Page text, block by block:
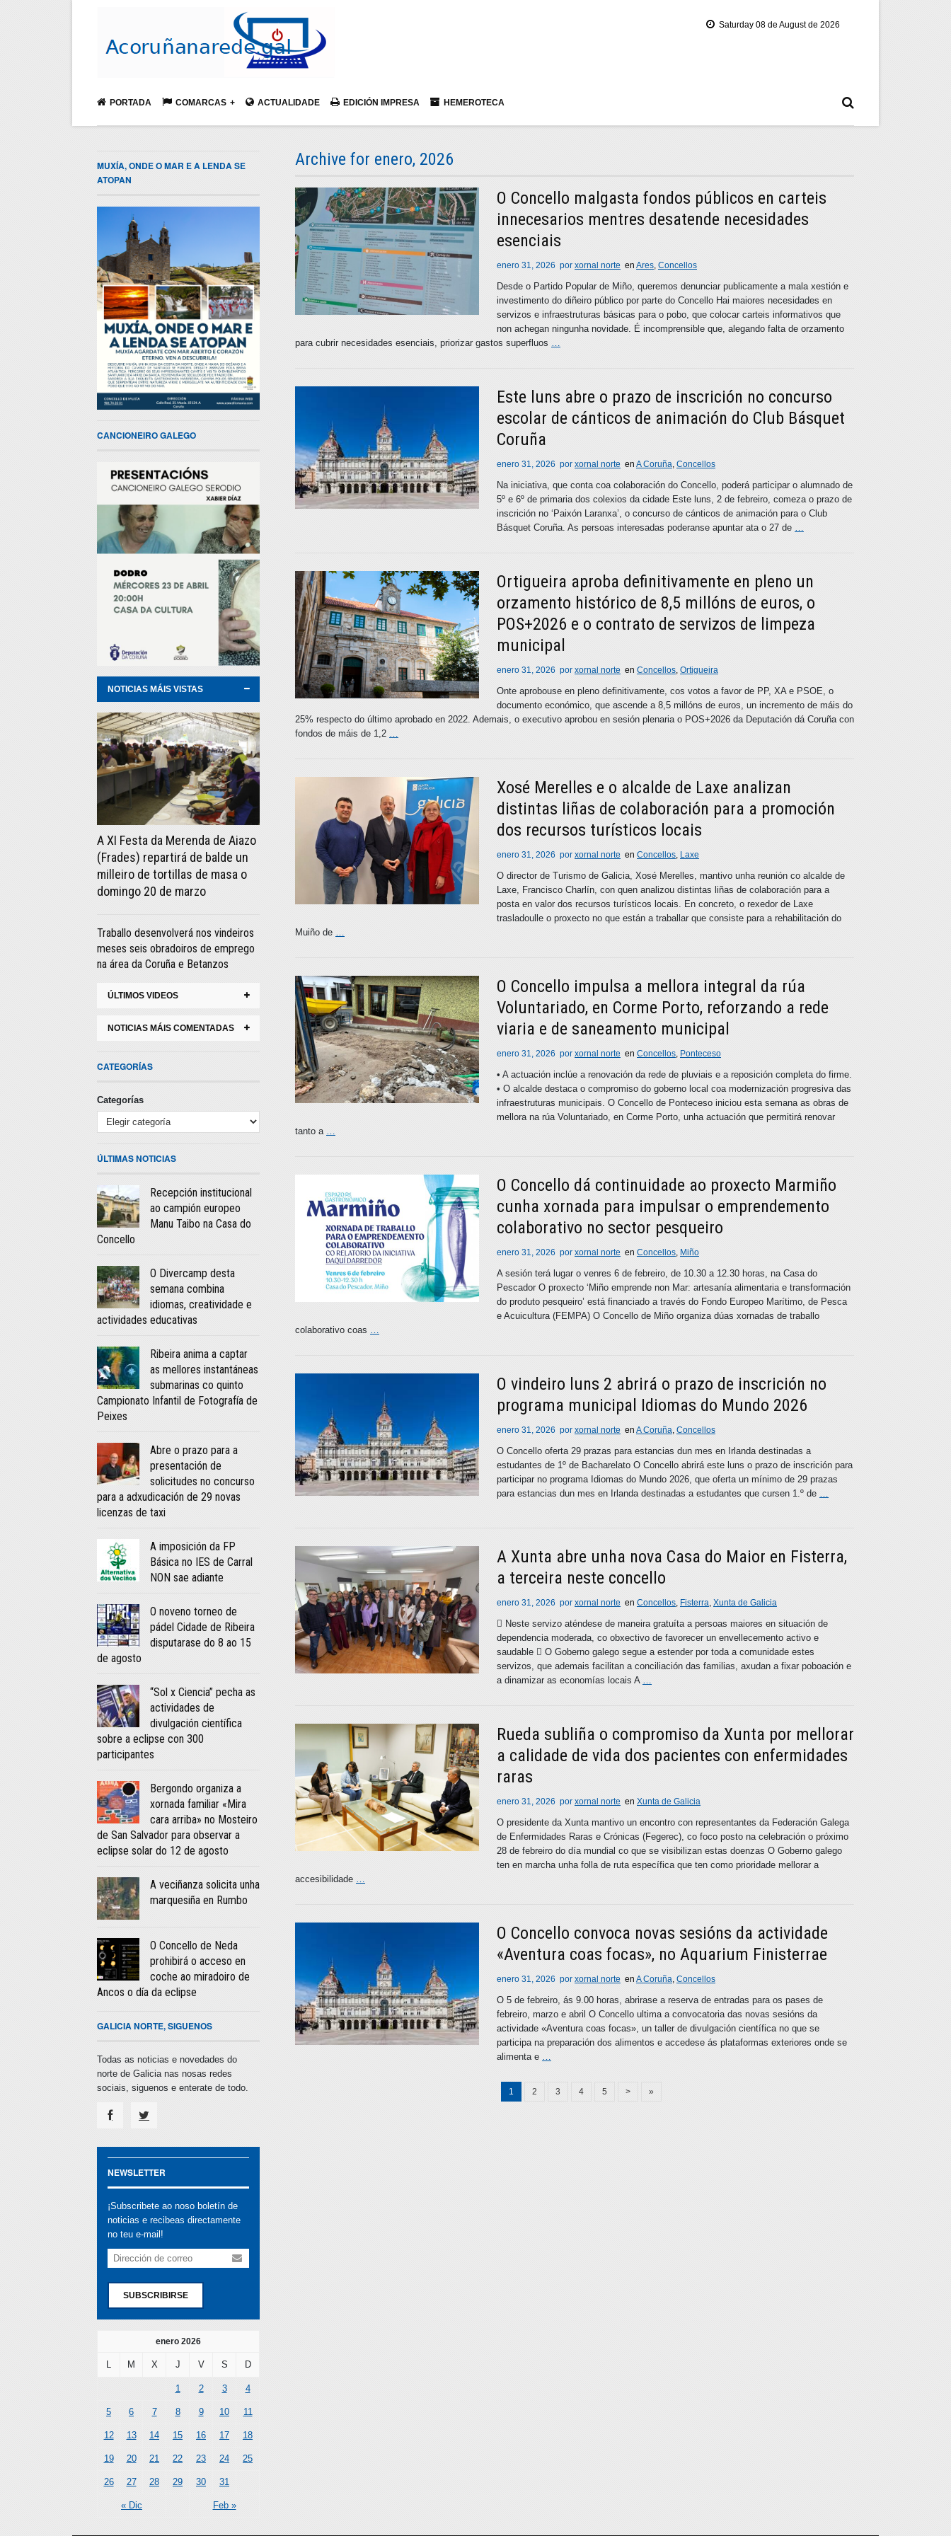
Saturday 08 de August de 2026
PORTADA COMARCAS ACTUALIDADE EDICIÓN IMPRESA HEMEROTECA
Archive for enero, 2026
O Concello malgasta fondos públicos en carteis
innecesarios mentres desatende necesidades
esenciais
enero 31, 2026 por xornal norte en Ares, Concellos
Desde o Partido Popular de Miño, queremos denunciar publicamente a mala xestión e
investimento do diñeiro público por parte do Concello Hai maiores necesidades en
servizos e infraestruturas básicas para o pobo, que colocar carteis informativos que
non achegan ningunha novidade. É incomprensible que, alegando falta de orzamento
para cubrir necesidades esenciais, priorizar gastos superfluos …
Este luns abre o prazo de inscrición no concurso
escolar de cánticos de animación do Club Básquet
Coruña
enero 31, 2026 por xornal norte en A Coruña, Concellos
Na iniciativa, que conta coa colaboración do Concello, poderá participar o alumnado de
5º e 6º de primaria dos colexios da cidade Este luns, 2 de febreiro, comeza o prazo de
inscrición no ‘Paixón Laranxa’, o concurso de cánticos de animación para o Club
Básquet Coruña. As persoas interesadas poderanse apuntar ata o 27 de …
Ortigueira aproba definitivamente en pleno un
orzamento histórico de 8,5 millóns de euros, o
POS+2026 e o contrato de servizos de limpeza
municipal
enero 31, 2026 por xornal norte en Concellos, Ortigueira
Onte aprobouse en pleno definitivamente, cos votos a favor de PP, XA e PSOE, o
documento económico, que ascende a 8,5 millóns de euros, un incremento de máis do
25% respecto do último aprobado en 2022. Ademais, o executivo aprobou en sesión plenaria o POS+2026 da Deputación dá Coruña con
fondos de máis de 1,2 …
Xosé Merelles e o alcalde de Laxe analizan
distintas liñas de colaboración para a promoción
dos recursos turísticos locais
enero 31, 2026 por xornal norte en Concellos, Laxe
O director de Turismo de Galicia, Xosé Merelles, mantivo unha reunión co alcalde de
Laxe, Francisco Charlín, con quen analizou distintas liñas de colaboración para a
posta en valor dos recursos turísticos locais. En concreto, o rexedor de Laxe
trasladoulle o proxecto no que están a traballar que consiste para a rehabilitación do
Muiño de …
O Concello impulsa a mellora integral da rúa
Voluntariado, en Corme Porto, reforzando a rede
viaria e de saneamento municipal
enero 31, 2026 por xornal norte en Concellos, Ponteceso
• A actuación inclúe a renovación da rede de pluviais e a reposición completa do firme.
• O alcalde destaca o compromiso do goberno local coa modernización progresiva das
infraestruturas municipais. O Concello de Ponteceso iniciou esta semana as obras de
mellora na rúa Voluntariado, en Corme Porto, unha actuación que permitirá renovar
tanto a …
O Concello dá continuidade ao proxecto Marmiño
cunha xornada para impulsar o emprendemento
colaborativo no sector pesqueiro
enero 31, 2026 por xornal norte en Concellos, Miño
A sesión terá lugar o venres 6 de febreiro, de 10.30 a 12.30 horas, na Casa do
Pescador O proxecto ‘Miño emprende non Mar: artesanía alimentaria e transformación
do produto pesqueiro’ está financiado a través do Fondo Europeo Marítimo, de Pesca
e Acuicultura (FEMPA) O Concello de Miño organiza dúas xornadas de traballo
colaborativo coas …
O vindeiro luns 2 abrirá o prazo de inscrición no
programa municipal Idiomas do Mundo 2026
enero 31, 2026 por xornal norte en A Coruña, Concellos
O Concello oferta 29 prazas para estancias dun mes en Irlanda destinadas a
estudantes de 1º de Bacharelato O Concello abrirá este luns o prazo de inscrición para
participar no programa Idiomas do Mundo 2026, que oferta un mínimo de 29 prazas
para estancias dun mes en Irlanda destinadas a estudantes que cursen 1.º de …
A Xunta abre unha nova Casa do Maior en Fisterra,
a terceira neste concello
enero 31, 2026 por xornal norte en Concellos, Fisterra, Xunta de Galicia
 Neste servizo aténdese de maneira gratuíta a persoas maiores en situación de
dependencia moderada, co obxectivo de favorecer un envellecemento activo e
saudable  O Goberno galego segue a estender por toda a comunidade estes
servizos, que ademais facilitan a conciliación das familias, axudan a fixar poboación e
a dinamizar as economías locais A …
Rueda subliña o compromiso da Xunta por mellorar
a calidade de vida dos pacientes con enfermidades
raras
enero 31, 2026 por xornal norte en Xunta de Galicia
O presidente da Xunta mantivo un encontro con representantes da Federación Galega
de Enfermidades Raras e Crónicas (Fegerec), co foco posto na celebración o próximo
28 de febreiro do día mundial co que se visibilizan estas doenzas O Goberno galego
ten en marcha unha folla de ruta específica que ten como prioridade mellorar a
accesibilidade …
O Concello convoca novas sesións da actividade
«Aventura coas focas», no Aquarium Finisterrae
enero 31, 2026 por xornal norte en A Coruña, Concellos
O 5 de febreiro, ás 9.00 horas, abrirase a reserva de entradas para os pases de
febreiro, marzo e abril O Concello ultima a convocatoria das novas sesións da
actividade «Aventura coas focas», un taller de divulgación científica no que se
participa na preparación dos alimentos e accedese ás plataformas exteriores onde se
alimenta e …
1 2 3 4 5 > »
MUXÍA, ONDE O MAR E A LENDA SE
ATOPAN
CANCIONEIRO GALEGO
NOTICIAS MÁIS VISTAS
A XI Festa da Merenda de Aiazo
(Frades) repartirá de balde un
milleiro de tortillas de masa o
domingo 20 de marzo
Traballo desenvolverá nos vindeiros
meses seis obradoiros de emprego
na área da Coruña e Betanzos
ÚLTIMOS VIDEOS
NOTICIAS MÁIS COMENTADAS
CATEGORÍAS
Categorías
ÚLTIMAS NOTICIAS
Recepción institucional
ao campión europeo
Manu Taibo na Casa do
Concello
O Divercamp desta
semana combina
idiomas, creatividade e
actividades educativas
Ribeira anima a captar
as mellores instantáneas
submarinas co quinto
Campionato Infantil de Fotografía de
Peixes
Abre o prazo para a
presentación de
solicitudes no concurso
para a adxudicación de 29 novas
licenzas de taxi
A imposición da FP
Básica no IES de Carral
NON sae adiante
O noveno torneo de
pádel Cidade de Ribeira
disputarase do 8 ao 15
de agosto
“Sol x Ciencia” pecha as
actividades de
divulgación científica
sobre a eclipse con 300
participantes
Bergondo organiza a
xornada familiar «Mira
cara arriba» no Mosteiro
de San Salvador para observar a
eclipse solar do 12 de agosto
A veciñanza solicita unha
marquesiña en Rumbo
O Concello de Neda
prohibirá o acceso en
coche ao miradoiro de
Ancos o día da eclipse
GALICIA NORTE, SIGUENOS
Todas as noticias e novedades do
norte de Galicia nas nosas redes
sociais, siguenos e enterate de todo.
NEWSLETTER
¡Subscribete ao noso boletín de
noticias e recibeas directamente
no teu e-mail!
SUBSCRIBIRSE
enero 2026
L M X J V S D
« Dic Feb »
1 2 3 4
5 6 7 8 9 10 11
12 13 14 15 16 17 18
19 20 21 22 23 24 25
26 27 28 29 30 31